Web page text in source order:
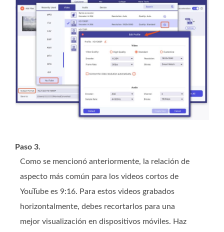
Paso 3.
Como se mencionó anteriormente, la relación de
aspecto más común para los videos cortos de
YouTube es 9:16. Para estos videos grabados
horizontalmente, debes recortarlos para una
mejor visualización en dispositivos móviles. Haz